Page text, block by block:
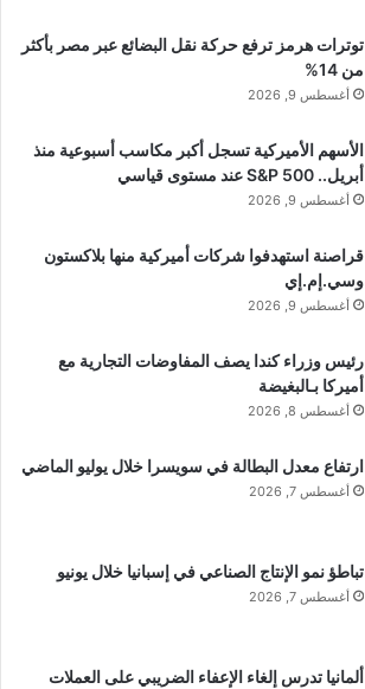
توترات هرمز ترفع حركة نقل البضائع عبر مصر بأكثر
من 14%
أغسطس 9, 2026
الأسهم الأميركية تسجل أكبر مكاسب أسبوعية منذ
أبريل.. S&P 500 عند مستوى قياسي
أغسطس 9, 2026
قراصنة استهدفوا شركات أميركية منها بلاكستون
وسي.إم.إي
أغسطس 9, 2026
رئيس وزراء كندا يصف المفاوضات التجارية مع
أميركا بـالبغيضة
أغسطس 8, 2026
ارتفاع معدل البطالة في سويسرا خلال يوليو الماضي
أغسطس 7, 2026
تباطؤ نمو الإنتاج الصناعي في إسبانيا خلال يونيو
أغسطس 7, 2026
ألمانيا تدرس إلغاء الإعفاء الضريبي على العملات